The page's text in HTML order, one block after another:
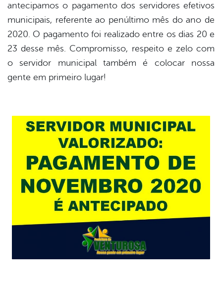
antecipamos o pagamento dos servidores efetivos
municipais, referente ao penúltimo mês do ano de
2020. O pagamento foi realizado entre os dias 20 e
23 desse mês. Compromisso, respeito e zelo com
o servidor municipal também é colocar nossa
gente em primeiro lugar!